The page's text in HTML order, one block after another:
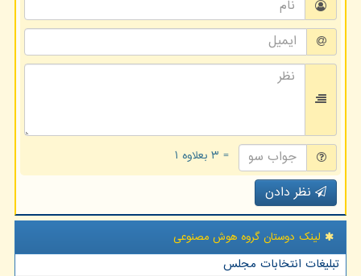
= ۳ بعلاوه ۱
نظر دادن
لینک دوستان گروه هوش مصنوعی
تبلیغات انتخابات مجلس